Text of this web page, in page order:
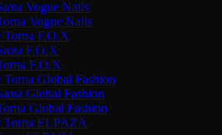
Vogue Nails
Vogue Nails
Топы F.O.X
F.O.X
F.O.X
Топы Global Fashion
Global Fashion
Global Fashion
Топы ELPAZA